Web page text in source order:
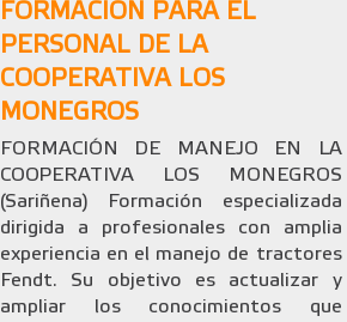
FORMACIÓN PARA EL
PERSONAL DE LA
COOPERATIVA LOS
MONEGROS
FORMACIÓN DE MANEJO EN LA
COOPERATIVA LOS MONEGROS
(Sariñena) Formación especializada
dirigida a profesionales con amplia
experiencia en el manejo de tractores
Fendt. Su objetivo es actualizar y
ampliar los conocimientos que